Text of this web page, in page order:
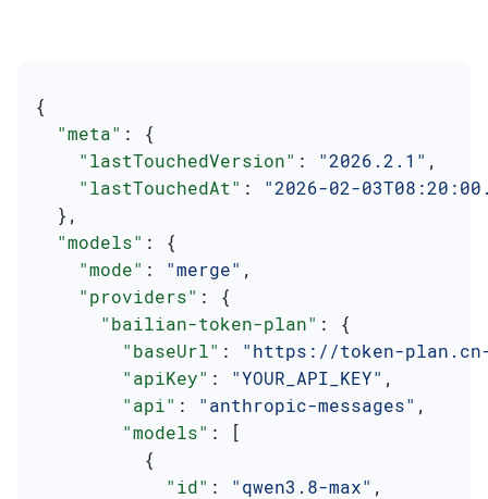
{
  "meta"
: {
    "lastTouchedVersion"
: "2026.2.1" ,
    "lastTouchedAt"
: "2026-02-
  },
  "models"
: {
    "mode"
: "merge" ,
    "providers"
: {
      "bailian-token-plan"
: {
        "baseUrl"
: "https://token-
        "apiKey"
: "YOUR_API_KEY" ,
        "api"
: "anthropic-messages" ,
        "models"
: [
          {
            "id"
: "qwen3.8-max" ,